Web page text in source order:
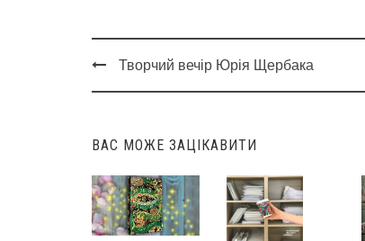
Post
Творчий вечір Юрія Щербака
ВАС МОЖЕ ЗАЦІКАВИТИ